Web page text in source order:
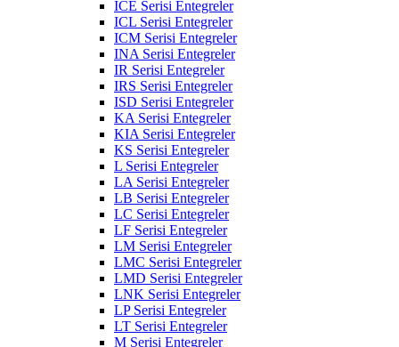
ICE Serisi Entegreler
ICL Serisi Entegreler
ICM Serisi Entegreler
INA Serisi Entegreler
IR Serisi Entegreler
IRS Serisi Entegreler
ISD Serisi Entegreler
KA Serisi Entegreler
KIA Serisi Entegreler
KS Serisi Entegreler
L Serisi Entegreler
LA Serisi Entegreler
LB Serisi Entegreler
LC Serisi Entegreler
LF Serisi Entegreler
LM Serisi Entegreler
LMC Serisi Entegreler
LMD Serisi Entegreler
LNK Serisi Entegreler
LP Serisi Entegreler
LT Serisi Entegreler
M Serisi Entegreler